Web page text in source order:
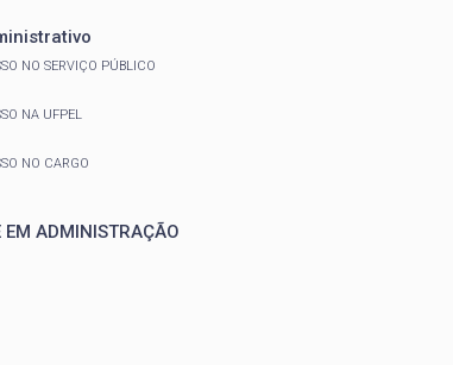
NO SERVIÇO PÚBLICO
NA UFPEL
NO CARGO
EM ADMINISTRAÇÃO